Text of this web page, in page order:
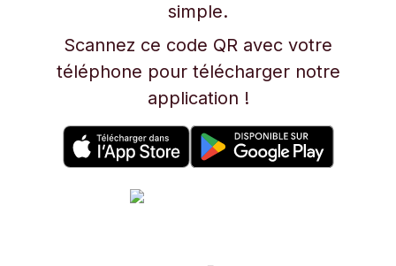
simple.
Scannez ce code QR avec votre
téléphone pour télécharger notre
application !